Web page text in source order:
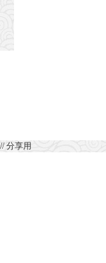
// 分享用